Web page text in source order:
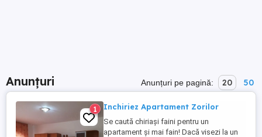
Anunțuri Anunțuri pe pagină: 20 50
1 Inchiriez Apartament Zorilor
Se caută chiriași faini pentru un
apartament și mai fain! Dacă visezi la un